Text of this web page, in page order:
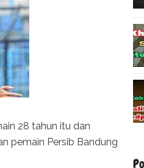
28 tahun itu dan
pemain Persib Bandung